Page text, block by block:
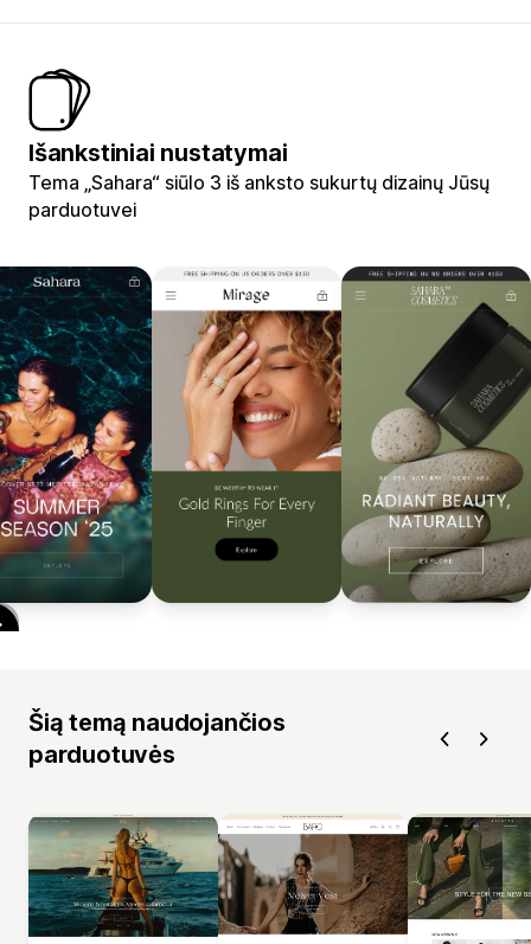
Išankstiniai nustatymai
Tema „Sahara“ siūlo 3 iš anksto sukurtų dizainų Jūsų
parduotuvei
Šią temą naudojančios
parduotuvės